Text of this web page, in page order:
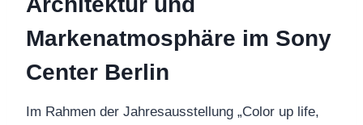
Markenatmosphäre im Sony
Center Berlin
Im Rahmen der Jahresausstellung „Color up life,